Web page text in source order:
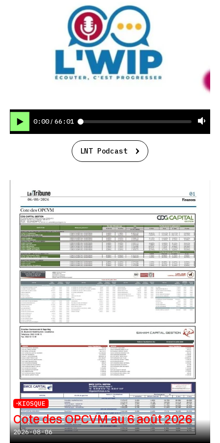
0:00 / 66:01
LNT Podcast
KIOSQUE
Cote des OPCVM au 6 août 2026
2026-08-06